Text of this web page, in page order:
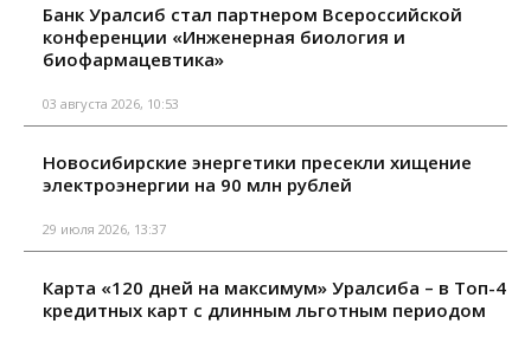
Банк Уралсиб стал партнером Всероссийской
конференции «Инженерная биология и
биофармацевтика»
03 августа 2026, 10:53
Новосибирские энергетики пресекли хищение
электроэнергии на 90 млн рублей
29 июля 2026, 13:37
Карта «120 дней на максимум» Уралсиба – в Топ-4
кредитных карт с длинным льготным периодом